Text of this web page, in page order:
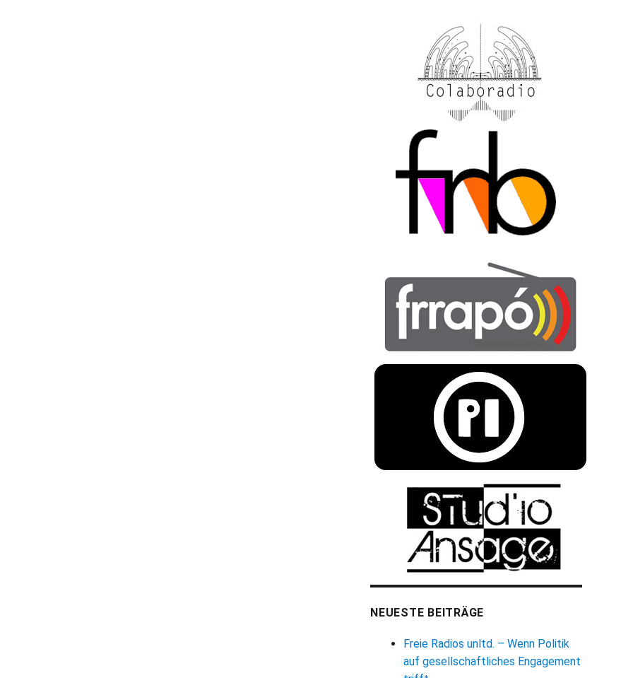
NEUESTE BEITRÄGE
Freie Radios unltd. – Wenn Politik
auf gesellschaftliches Engagement